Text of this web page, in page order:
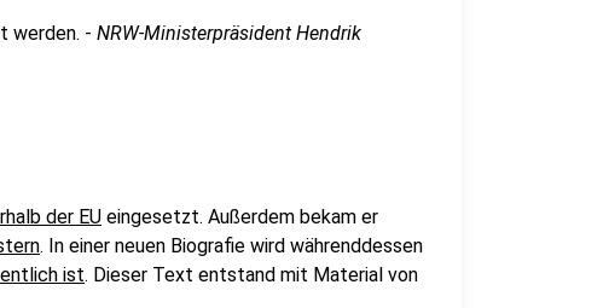
werden. - NRW-Ministerpräsident Hendrik
der EU eingesetzt. Außerdem bekam er
. In einer neuen Biografie wird währenddessen
ist. Dieser Text entstand mit Material von